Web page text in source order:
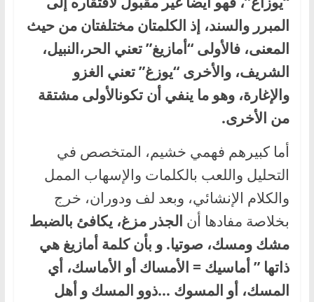
المبرر والسند، إذ الكلمتان مختلفتان من حيث
المعنى، فالأولى “أمازيغ” تعني الحر،النبيل،
الشريف، والأخرى “يوزغ” تعني الغزو
والإغارة، وهو ما ينفي أن تكونالأولى مشتقة
من الأخرى.
أما كبيرهم فهمي خشيم، المتخصص في
التحليل واللعب بالكلمات والإسهاب الممل
والكلام الإنشائي، وبعد لف ودوران، خرج
بخلاصة مفادها أن الجذر مزغ، يكافئ بالضبط
مشك ومسك، صوتيا. و بأن كلمة أمازيغ هي
ذاتها ” أماسيك = الأمساك أو الأماسك، أي
المسك، أو المسوك …ذوو المسك و أهل